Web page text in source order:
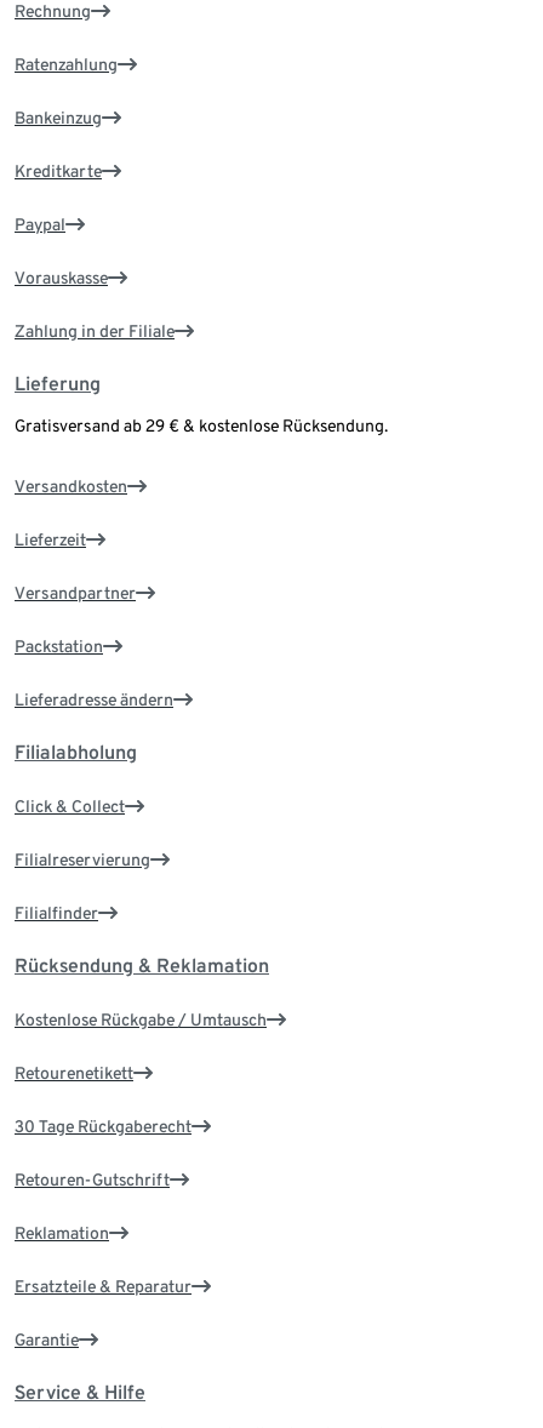
Rechnung
Ratenzahlung
Bankeinzug
Kreditkarte
Paypal
Vorauskasse
Zahlung in der Filiale
Lieferung
Gratisversand ab 29 € & kostenlose Rücksendung.
Versandkosten
Lieferzeit
Versandpartner
Packstation
Lieferadresse ändern
Filialabholung
Click & Collect
Filialreservierung
Filialfinder
Rücksendung & Reklamation
Kostenlose Rückgabe / Umtausch
Retourenetikett
30 Tage Rückgaberecht
Retouren-Gutschrift
Reklamation
Ersatzteile & Reparatur
Garantie
Service & Hilfe